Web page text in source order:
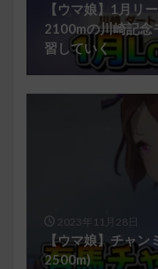
【ウマ娘】1月リ
2100mの川崎記念
習していく
2023年11月28日
【ウマ娘】チャ
2500m)